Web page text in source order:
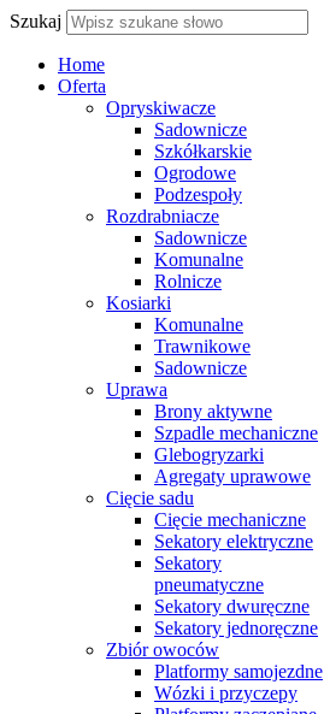
Szukaj
Home
Oferta
Opryskiwacze
Sadownicze
Szkółkarskie
Ogrodowe
Podzespoły
Rozdrabniacze
Sadownicze
Komunalne
Rolnicze
Kosiarki
Komunalne
Trawnikowe
Sadownicze
Uprawa
Brony aktywne
Szpadle mechaniczne
Glebogryzarki
Agregaty uprawowe
Cięcie sadu
Cięcie mechaniczne
Sekatory elektryczne
Sekatory
pneumatyczne
Sekatory dwuręczne
Sekatory jednoręczne
Zbiór owoców
Platformy samojezdne
Wózki i przyczepy